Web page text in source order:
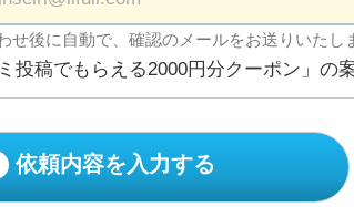
せ後に自動で、確認のメールをお送りいたし
ミ投稿でもらえる2000円分クーポン」の
依頼内容を入力する